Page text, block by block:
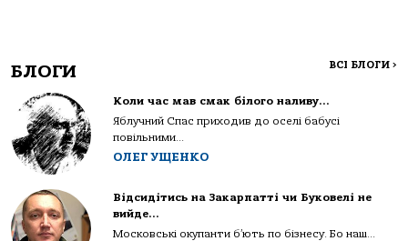
БЛОГИ ВСІ БЛОГИ >
Коли час мав смак білого наливу…
Яблучний Спас приходив до оселі бабусі
повільними...
ОЛЕГ УЩЕНКО
Відсидітись на Закарпатті чи Буковелі не
вийде…
Московські окупанти б’ють по бізнесу. Бо наш...